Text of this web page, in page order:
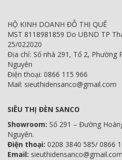
HỘ KINH DOANH ĐỖ THỊ QUẾ
MST 8118981859 Do UBND TP
25/022020
Địa chỉ: Số nhà 291, Tổ 2, Phường
Nguyên
Điện thoại: 0866 115 966
Mail: sieuthidensanco@gmail.com
SIÊU THỊ ĐÈN SANCO
Showroom: Số 291 – Đường
Nguyên.
Điện thoại: 0208 3840 585/ 0866
Email: sieuthidensanco@gmail.com